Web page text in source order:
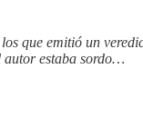
que emitió un
autor estaba sordo…